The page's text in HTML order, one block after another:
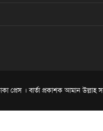
প্রেস । বার্তা প্রকাশক আমান উল্লাহ